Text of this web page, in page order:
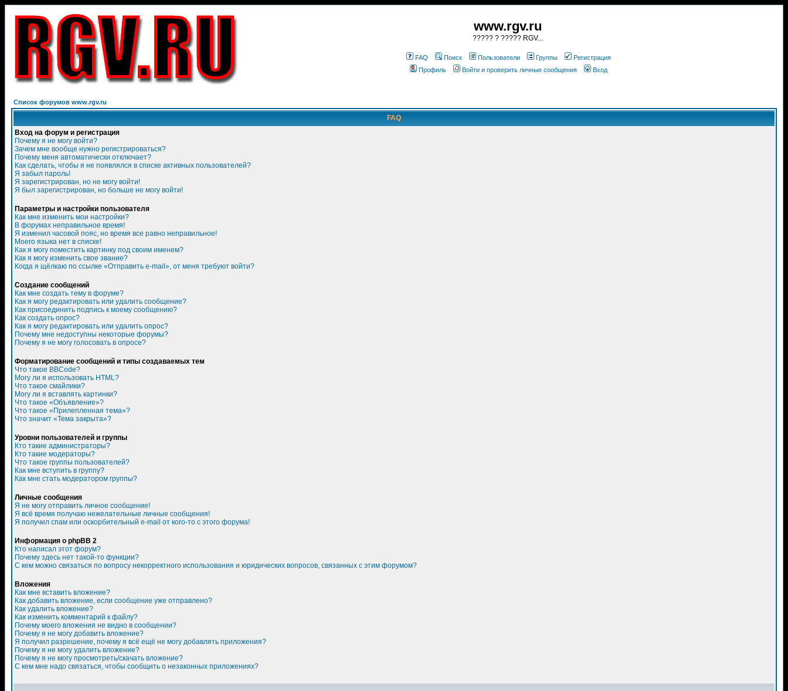
www.rgv.ru
????? ? ????? RGV...
FAQ Поиск Пользователи Группы
Регистрация
Профиль
Войти и проверить личные сообщения Вход
Список форумов www.rgv.ru
FAQ
Вход на форум и регистрация
Почему я не могу войти?
Зачем мне вообще нужно регистрироваться?
Почему меня автоматически отключает?
Как сделать, чтобы я не появлялся в списке активных пользователей?
Я забыл пароль!
Я зарегистрирован, но не могу войти!
Я был зарегистрирован, но больше не могу войти!
Параметры и настройки пользователя
Как мне изменить мои настройки?
В форумах неправильное время!
Я изменил часовой пояс, но время все равно неправильное!
Моего языка нет в списке!
Как я могу поместить картинку под своим именем?
Как я могу изменить свое звание?
Когда я щёлкаю по ссылке «Отправить e-mail», от меня требуют войти?
Создание сообщений
Как мне создать тему в форуме?
Как я могу редактировать или удалить сообщение?
Как присоединить подпись к моему сообщению?
Как создать опрос?
Как я могу редактировать или удалить опрос?
Почему мне недоступны некоторые форумы?
Почему я не могу голосовать в опросе?
Форматирование сообщений и типы создаваемых тем
Что такое BBCode?
Могу ли я использовать HTML?
Что такое смайлики?
Могу ли я вставлять картинки?
Что такое «Объявление»?
Что такое «Прилепленная тема»?
Что значит «Тема закрыта»?
Уровни пользователей и группы
Кто такие администраторы?
Кто такие модераторы?
Что такое группы пользователей?
Как мне вступить в группу?
Как мне стать модератором группы?
Личные сообщения
Я не могу отправить личное сообщение!
Я всё время получаю нежелательные личные сообщения!
Я получил спам или оскорбительный e-mail от кого-то с этого форума!
Информация о phpBB 2
Кто написал этот форум?
Почему здесь нет такой-то функции?
С кем можно связаться по вопросу некорректного использования и юридических вопросов, связанных с этим форумом?
Вложения
Как мне вставить вложение?
Как добавить вложение, если сообщение уже отправлено?
Как удалить вложение?
Как изменить комментарий к файлу?
Почему моего вложения не видно в сообщении?
Почему я не могу добавить вложение?
Я получил разрешение, почему я всё ещё не могу добавлять приложения?
Почему я не могу удалить вложение?
Почему я не могу просмотреть/скачать вложение?
С кем мне надо связаться, чтобы сообщить о незаконных приложениях?